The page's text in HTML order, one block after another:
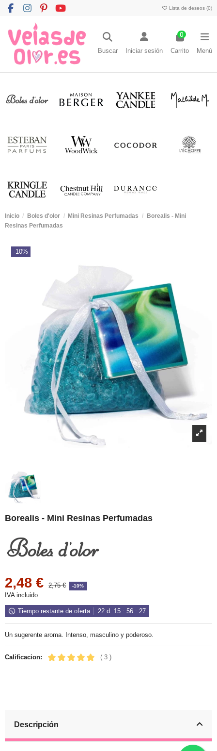
Lista de deseos (0)
Buscar Iniciar sesión
0
Carrito Menú
Inicio Boles d'olor Mini Resinas Perfumadas
Borealis - Mini
Resinas Perfumadas
-10%
Borealis - Mini Resinas Perfumadas
2,48 € 2,75 € -10%
IVA incluido
Tiempo restante de oferta 22d. 15: 56: 27
Un sugerente aroma. Intenso, masculino y poderoso.
Calificacion: ( 3 )
Descripción